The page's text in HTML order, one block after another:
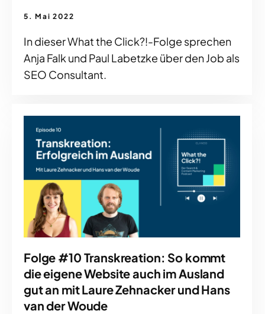
5. Mai 2022
In dieser What the Click?!-Folge sprechen
Anja Falk und Paul Labetzke über den Job als
SEO Consultant.
Folge #10 Transkreation: So kommt
die eigene Website auch im Ausland
gut an mit Laure Zehnacker und Hans
van der Woude